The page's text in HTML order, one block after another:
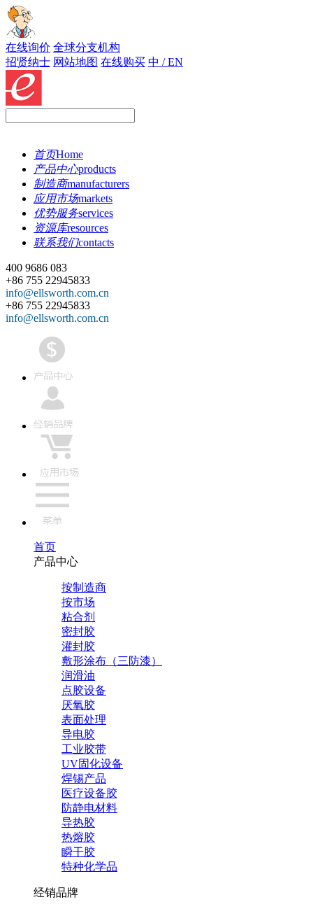
在线询价 全球分支机构
招贤纳士 网站地图 在线购买 中 / EN
首页Home
产品中心products
制造商manufacturers
应用市场markets
优势服务services
资源库resources
联系我们contacts
400 9686 083
+86 755 22945833
info@ellsworth.com.cn
+86 755 22945833
info@ellsworth.com.cn
首页
产品中心
按制造商
按市场
粘合剂
密封胶
灌封胶
敷形涂布（三防漆）
润滑油
点胶设备
厌氧胶
表面处理
导电胶
工业胶带
UV固化设备
焊锡产品
医疗设备胶
防静电材料
导热胶
热熔胶
瞬干胶
特种化学品
经销品牌